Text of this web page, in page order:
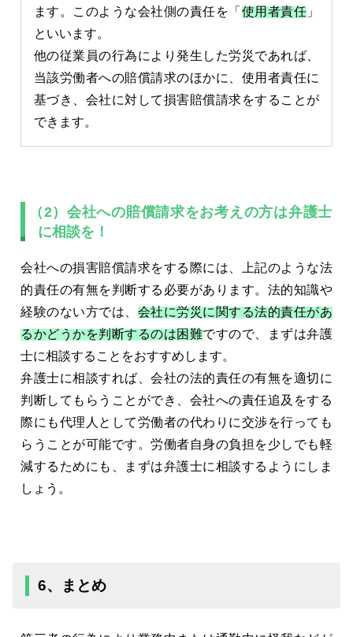
ます。このような会社側の責任を「 使用者責任 」
といいます。
他の従業員の行為により発生した労災であれば、
当該労働者への賠償請求のほかに、使用者責任に
基づき、会社に対して損害賠償請求をすることが
できます。
（2）会社への賠償請求をお考えの方は弁護士
に相談を！
会社への損害賠償請求をする際には、上記のような法
的責任の有無を判断する必要があります。法的知識や
経験のない方では、 会社に労災に関する法的責任があ
るかどうかを判断するのは困難ですので、まずは弁護
士に相談することをおすすめします。
弁護士に相談すれば、会社の法的責任の有無を適切に
判断してもらうことができ、会社への責任追及をする
際にも代理人として労働者の代わりに交渉を行っても
らうことが可能です。労働者自身の負担を少しでも軽
減するためにも、まずは弁護士に相談するようにしま
しょう。
6、まとめ